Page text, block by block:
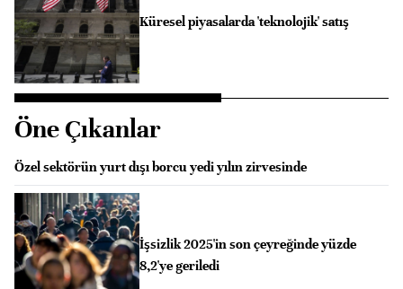
Küresel piyasalarda 'teknolojik' satış
Öne Çıkanlar
Özel sektörün yurt dışı borcu yedi yılın zirvesinde
İşsizlik 2025'in son çeyreğinde yüzde
8,2'ye geriledi